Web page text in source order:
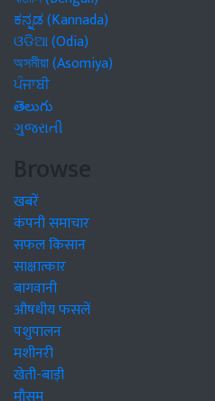
ಕನ್ನಡ (Kannada)
ଓଡିଆ (Odia)
অসমীয়া (Asomiya)
ਪੰਜਾਬੀ
తెలుగు
ગુજરાતી
Browse
खबरें
कंपनी समाचार
सफल किसान
साक्षात्कार
बागवानी
औषधीय फसलें
पशुपालन
मशीनरी
खेती-बाड़ी